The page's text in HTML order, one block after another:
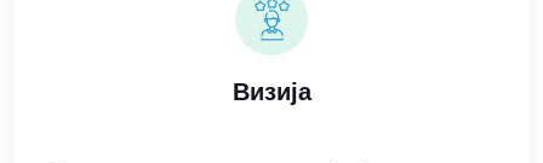
Визија